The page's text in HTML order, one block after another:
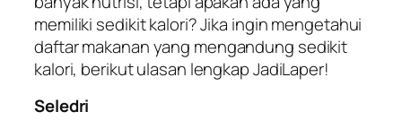
memiliki sedikit kalori? Jika ingin mengetahui
daftar makanan yang mengandung sedikit
kalori, berikut ulasan lengkap JadiLaper!
Seledri